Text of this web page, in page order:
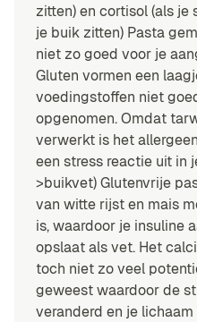
zitten) en cortisol (als je
je buik zitten) Pasta
niet zo goed voor je
Gluten vormen een
voedingstoffen niet
opgenomen. Omdat
verwerkt is het
een stress reactie uit in
>buikvet) Glutenvrije
van witte rijst en mais
is, waardoor je insuline
opslaat als vet. Het
toch niet zo veel
geweest waardoor de
veranderd en je